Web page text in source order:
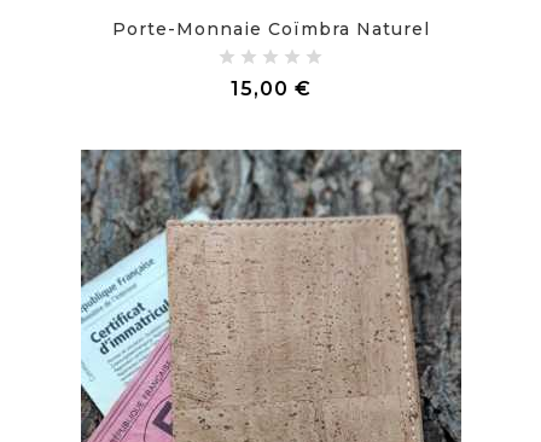
Porte-Monnaie Coïmbra Naturel
15,00 €Prix